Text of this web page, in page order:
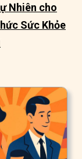
Nhiên cho
Sức Khỏe